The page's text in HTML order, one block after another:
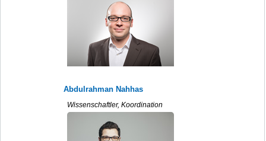
Abdulrahman Nahhas
Wissenschaftler, Koordination